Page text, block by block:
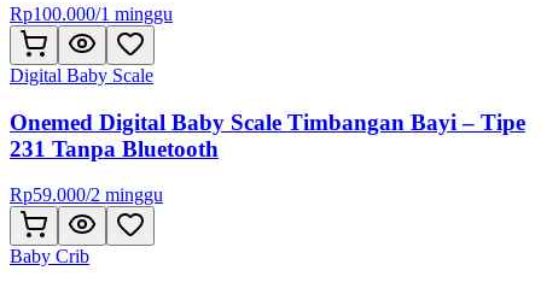
Rp100.000/1 minggu
Digital Baby Scale
Onemed Digital Baby Scale Timbangan Bayi – Tipe
231 Tanpa Bluetooth
Rp59.000/2 minggu
Baby Crib